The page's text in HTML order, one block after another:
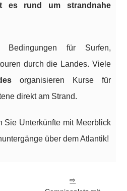
es rund um strandnahe
Bedingungen für Surfen,
durch die Landes. Viele
organisieren Kurse für
direkt am Strand.
Sie Unterkünfte mit Meerblick
über dem Atlantik!